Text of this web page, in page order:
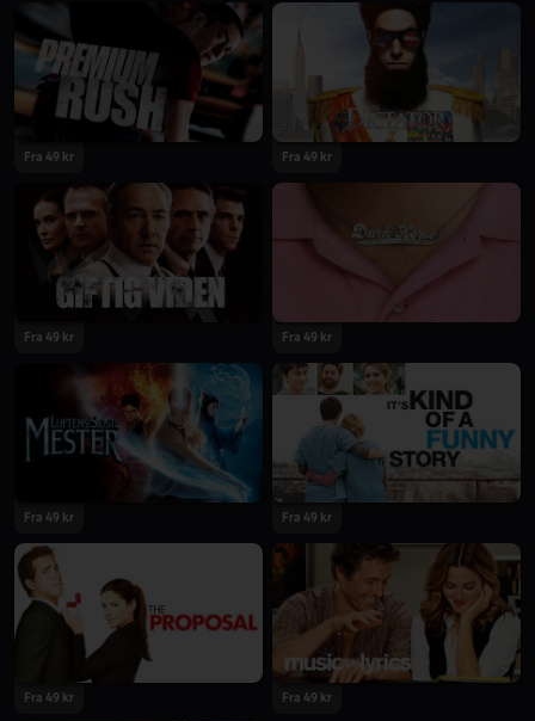
Fra 49 kr Fra 49 kr
Fra 49 kr Fra 49 kr
Fra 49 kr Fra 49 kr
Fra 49 kr Fra 49 kr